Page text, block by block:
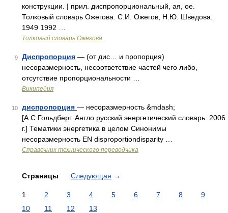
конструкции. | прил. диспропорциональный, ая, ое.
Толковый словарь Ожегова. С.И. Ожегов, Н.Ю. Шведова.
1949 1992 …
Толковый словарь Ожегова
9 Диспропорция — (от дис… и пропорция)
несоразмерность, несоответствие частей чего либо,
отсутствие пропорциональности …
Википедия
10 диспропорция — несоразмерность &mdash;
[А.С.Гольдберг. Англо русский энергетический словарь. 2006
г.] Тематики энергетика в целом Синонимы
несоразмерность EN disproportiondisparity …
Справочник технического переводчика
Страницы Следующая →
1 2 3 4 5 6 7 8
9
10
11 12 13